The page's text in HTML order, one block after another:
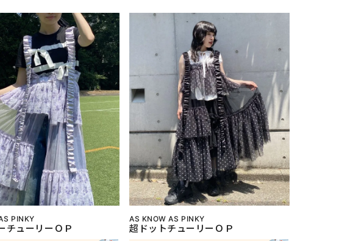
PINKY
チューリーＯＰ
AS KNOW AS PINKY
超ドットチューリーＯＰ